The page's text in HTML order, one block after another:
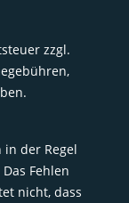
zzgl.
der Regel
Fehlen
nicht, dass